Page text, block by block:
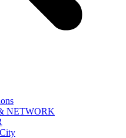
NETWORK​